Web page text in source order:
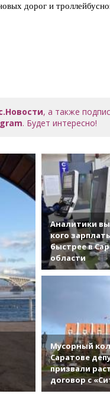
дорог и
, а также
. Будет интересно!
Аналитики
кого
быстрее в
области
Мусорный
Саратове
призвали
договор с